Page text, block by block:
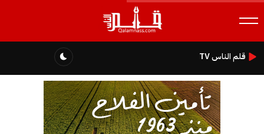
قلم الناس TV